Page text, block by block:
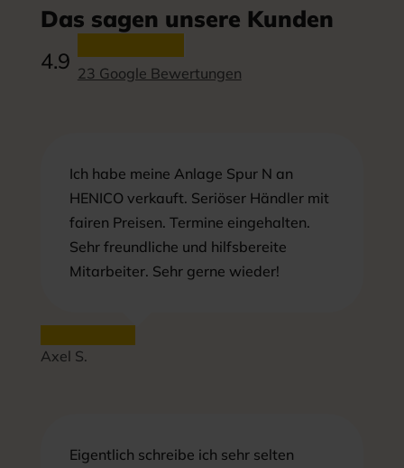
Das sagen unsere Kunden
4.9 23 Google Bewertungen
Ich habe meine Anlage Spur N an
HENICO verkauft. Seriöser Händler mit
fairen Preisen. Termine eingehalten.
Sehr freundliche und hilfsbereite
Mitarbeiter. Sehr gerne wieder!
Axel S.
Eigentlich schreibe ich sehr selten